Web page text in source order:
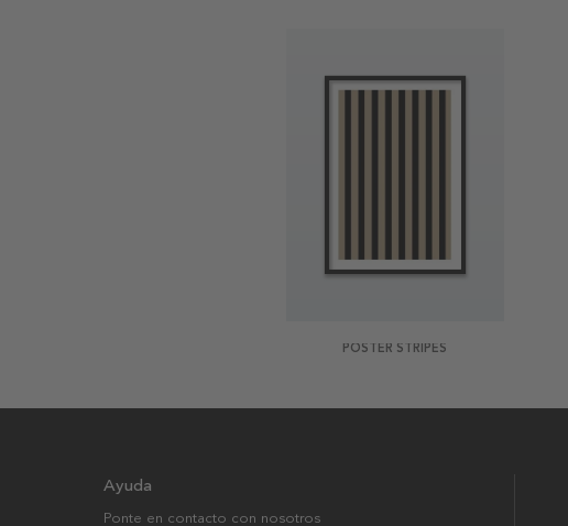
POSTER STRIPES
Ayuda
Ponte en contacto con nosotros